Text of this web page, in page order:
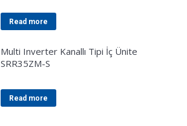
Read more
Multi Inverter Kanallı Tipi İç Ünite
SRR35ZM-S
Read more